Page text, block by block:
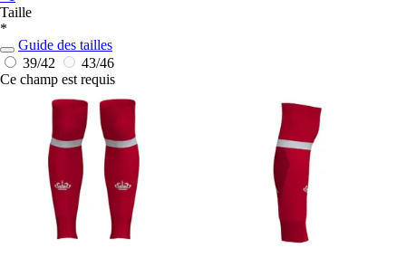
Taille
*
Guide des tailles
39/42
43/46
Ce champ est requis